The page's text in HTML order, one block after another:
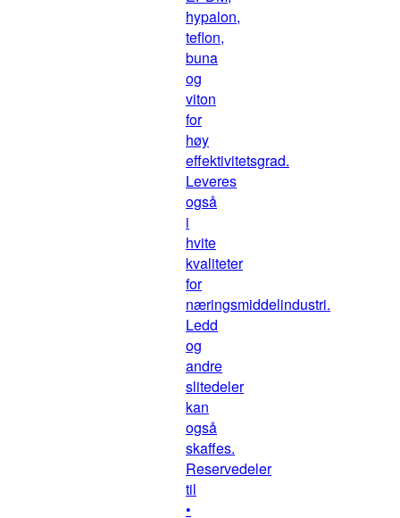
hypalon,
teflon,
buna
og
viton
for
høy
effektivitetsgrad.
Leveres
også
i
hvite
kvaliteter
for
næringsmiddelindustri.
Ledd
og
andre
slitedeler
kan
også
skaffes.
Reservedeler
til
•